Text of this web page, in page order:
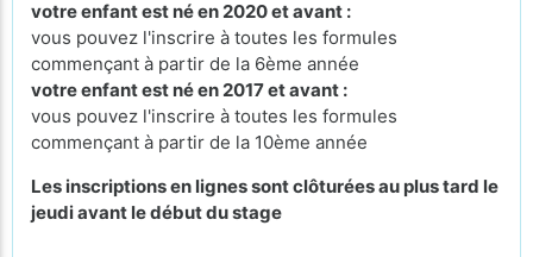
votre enfant est né en 2020 et avant :
vous pouvez l'inscrire à toutes les formules
commençant à partir de la 6ème année
votre enfant est né en 2017 et avant :
vous pouvez l'inscrire à toutes les formules
commençant à partir de la 10ème année
Les inscriptions en lignes sont clôturées au plus tard le
jeudi avant le début du stage